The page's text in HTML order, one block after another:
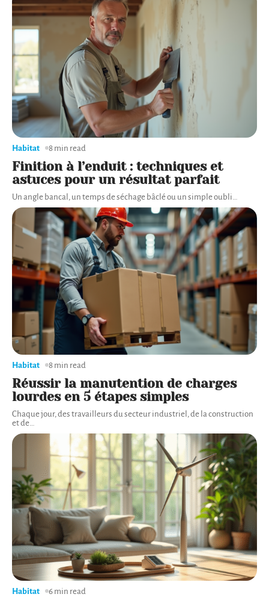
Finition à l’enduit : techniques et
astuces pour un résultat parfait
Un angle bancal, un temps de séchage bâclé ou un simple oubli
Habitat 8 min read
Réussir la manutention de charges
lourdes en 5 étapes simples
Chaque jour, des travailleurs du secteur industriel, de la construction
et de
Habitat 8 min read
Habitat 6 min read